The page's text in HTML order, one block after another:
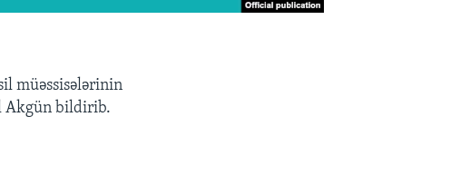
müəssisələrinin
Akgün bildirib.